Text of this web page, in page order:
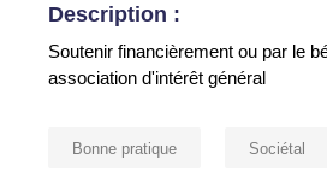
Description :
Soutenir financièrement ou par le
association d'intérêt général
Bonne pratique Sociétal